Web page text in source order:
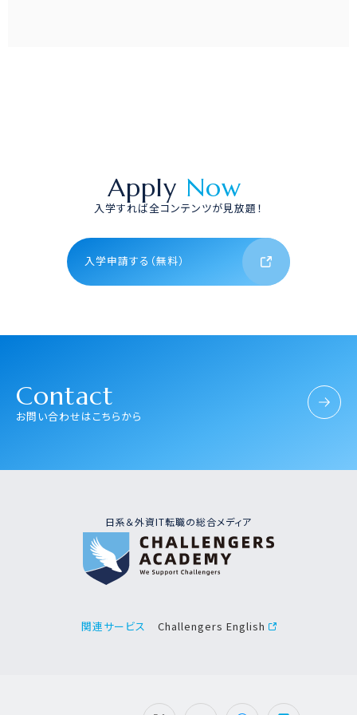
Apply Now
入学すれば全コンテンツが見放題！
入学申請する（無料）
Contact
お問い合わせはこちらから
日系＆外資IT転職の総合メディア
関連サービス Challengers English